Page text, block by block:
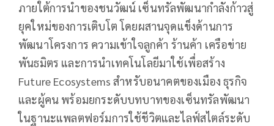
ภายใต้การนำของชนวัฒน์ เซ็นทรัลพัฒนากำลังก้าวสู่
ยุคใหม่ของการเติบโต โดยผสานจุดแข็งด้านการ
พัฒนาโครงการ ความเข้าใจลูกค้า ร้านค้า เครือข่าย
พันธมิตร และการนำเทคโนโลยีมาใช้เพื่อสร้าง
Future Ecosystems สำหรับอนาคตของเมือง ธุรกิจ
และผู้คน พร้อมยกระดับบทบาทของเซ็นทรัลพัฒนา
ในฐานะแพลตฟอร์มการใช้ชีวิตและไลฟ์สไตล์ระดับ